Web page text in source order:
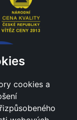
cookies a